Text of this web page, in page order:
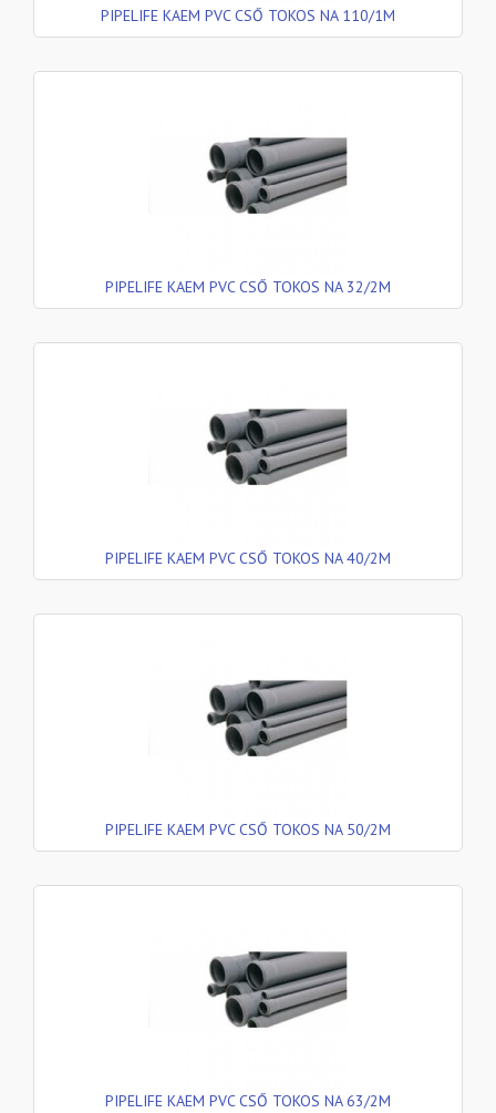
PIPELIFE KAEM PVC CSŐ TOKOS NA 110/1M
PIPELIFE KAEM PVC CSŐ TOKOS NA 32/2M
PIPELIFE KAEM PVC CSŐ TOKOS NA 40/2M
PIPELIFE KAEM PVC CSŐ TOKOS NA 50/2M
PIPELIFE KAEM PVC CSŐ TOKOS NA 63/2M